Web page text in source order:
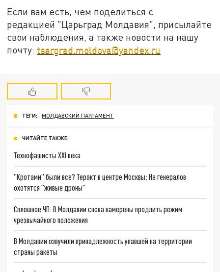
Если вам есть, чем поделиться с
редакцией "Царьград Молдавия", присылайте
свои наблюдения, а также новости на нашу
почту: tsargrad.moldova@yandex.ru
ТЕГИ: МОЛДАВСКИЙ ПАРЛАМЕНТ
ЧИТАЙТЕ ТАКЖЕ:
Технофашисты XXI века
"Кротами" были все? Теракт в центре Москвы: На генералов
охотятся "живые дроны"
Сплошное ЧП: В Молдавии снова намерены продлить режим
чрезвычайного положения
В Молдавии озвучили принадлежность упавшей на территории
страны ракеты